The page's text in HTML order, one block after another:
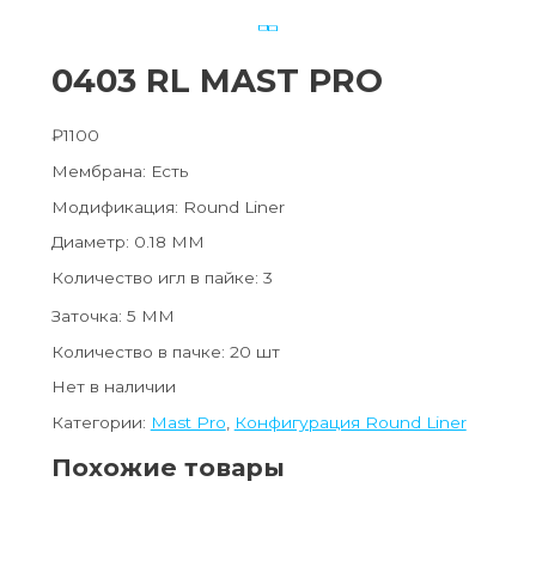
0403 RL MAST PRO
₽1100
Мембрана: Есть
Модификация: Round Liner
Диаметр: 0.18 ММ
Количество игл в пайке: 3
Заточка: 5 ММ
Количество в пачке: 20 шт
Нет в наличии
Категории: Mast Pro Конфигурация Round Liner
Похожие товары